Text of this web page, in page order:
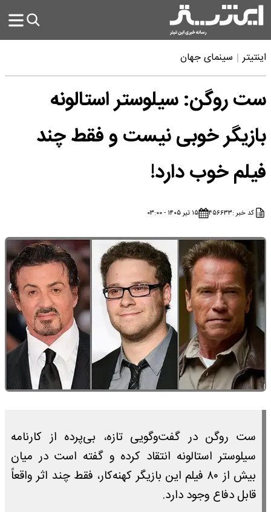
اینتیتر سینمای جهان
ست روگن: سیلوستر استالونه
بازیگر خوبی نیست و فقط چند
فیلم خوب دارد!
کد خبر :۴۵۶۶۳۳ ۱۵ تیر ۱۴۰۵ - ۰۳:۰۰
ست روگن در گفت‌وگویی تازه، بی‌پرده از کارنامه
سیلوستر استالونه انتقاد کرده و گفته است در میان
بیش از ۸۰ فیلم این بازیگر کهنه‌کار، فقط چند اثر واقعاً
قابل دفاع وجود دارد.